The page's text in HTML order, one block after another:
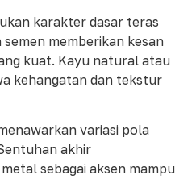
karakter dasar teras
memberikan kesan
kuat. Kayu natural atau
kehangatan dan tekstur
variasi pola
akhir
sebagai aksen mampu